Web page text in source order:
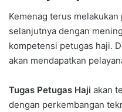
Kemenag terus
selanjutnya dengan
kompetensi petugas haji.
akan mendapatkan
Tugas Petugas Haji akan
dengan perkembangan